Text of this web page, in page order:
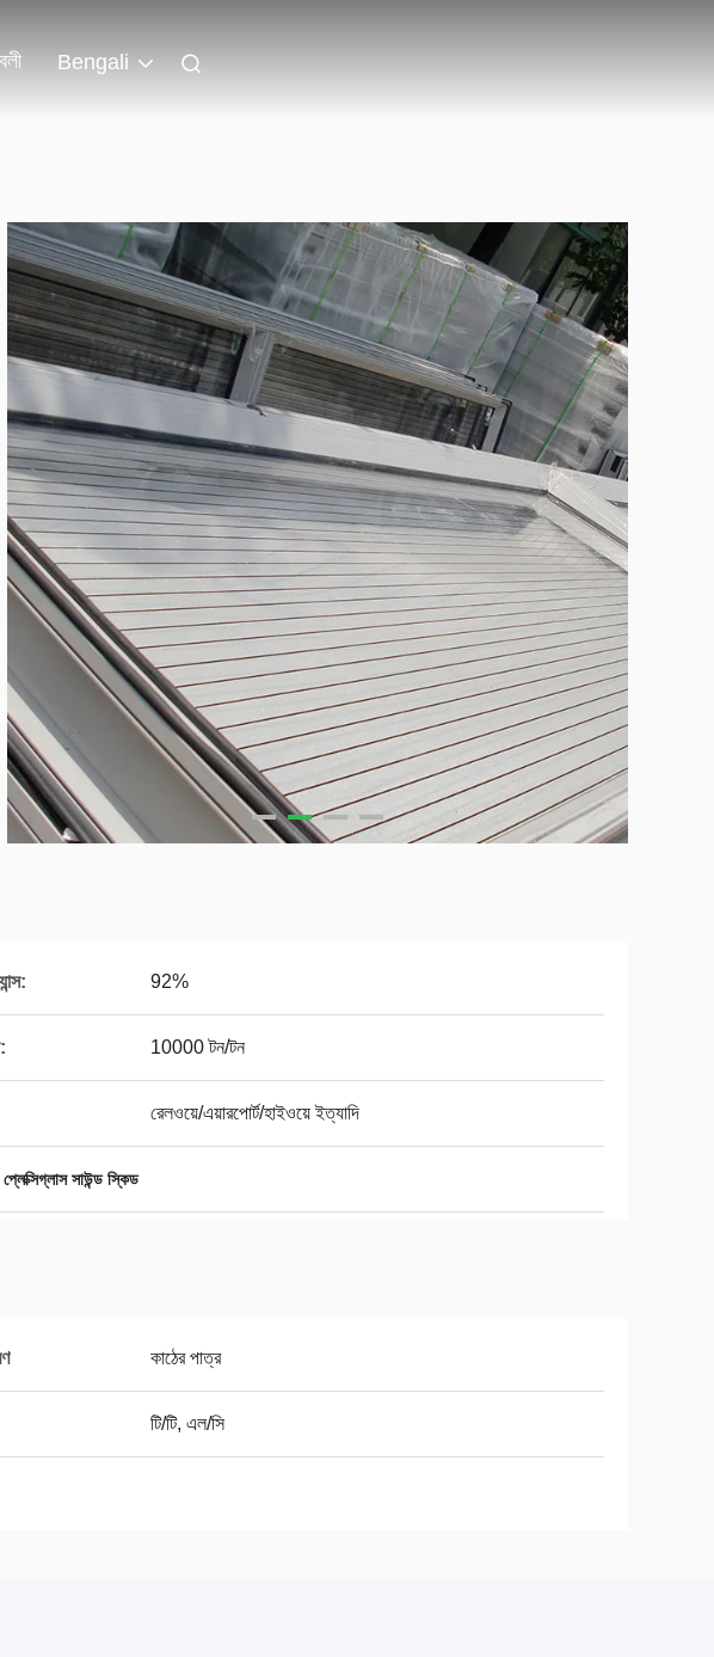
Bengali
92%
10000 টন/টন
রেলওয়ে/এয়ারপোর্ট/হাইওয়ে ইত্যাদি
প্লেক্সিগ্লাস সাউন্ড স্কিড
কাঠের পাত্র
টি/টি, এল/সি